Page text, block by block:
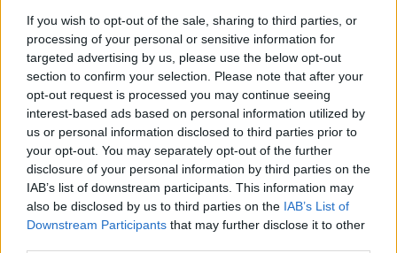
If you wish to opt-out of the sale, sharing to third parties, or
processing of your personal or sensitive information for
targeted advertising by us, please use the below opt-out
section to confirm your selection. Please note that after your
opt-out request is processed you may continue seeing
interest-based ads based on personal information utilized by
us or personal information disclosed to third parties prior to
your opt-out. You may separately opt-out of the further
disclosure of your personal information by third parties on the
IAB’s list of downstream participants. This information may
also be disclosed by us to third parties on the IAB’s List of
Downstream Participants that may further disclose it to other